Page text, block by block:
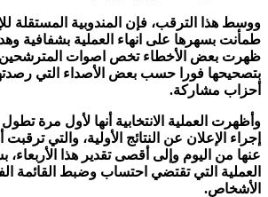
ووسط هذا الترقب، فإن المندوبية المستقلة
طمأنت بسهرها على انهاء العملية بشفافية
ظهرت بعض الأخطاء تخص اصوات
بتصحيحها فورا حسب بعض الأصداء التي
أحزاب مشاركة.
وأظهرت العملية الانتخابية أنها لأول مرة
إجراء الإعلان عن النتائج الأولية، والتي
عنها من اليوم وإلى أقصى تقدير هذا
العملية التي تقتضي احتساب وضبط القائمة
الأشخاص.